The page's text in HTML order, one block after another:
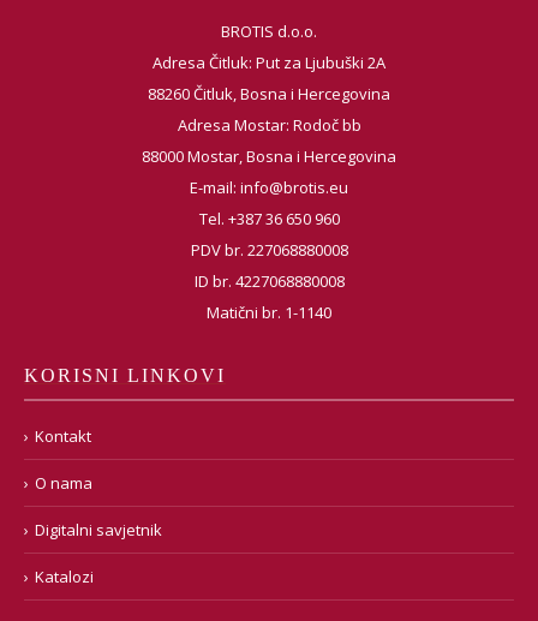
BROTIS d.o.o.
Adresa Čitluk: Put za Ljubuški 2A
88260 Čitluk, Bosna i Hercegovina
Adresa Mostar: Rodoč bb
88000 Mostar, Bosna i Hercegovina
E-mail: info@brotis.eu
Tel. +387 36 650 960
PDV br. 227068880008
ID br. 4227068880008
Matični br. 1-1140
KORISNI LINKOVI
Kontakt
O nama
Digitalni savjetnik
Katalozi